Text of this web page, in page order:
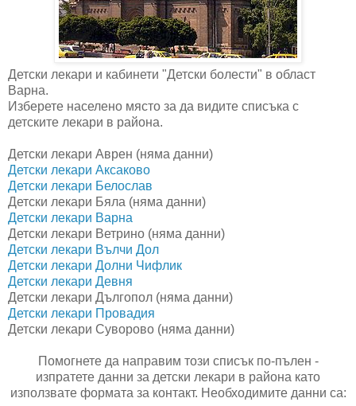
Детски лекари и кабинети "Детски болести" в област
Варна.
Изберете населено място за да видите списъка с
детските лекари в района.
Детски лекари Аврен (няма данни)
Детски лекари Аксаково
Детски лекари Белослав
Детски лекари Бяла (няма данни)
Детски лекари Варна
Детски лекари Ветрино (няма данни)
Детски лекари Вълчи Дол
Детски лекари Долни Чифлик
Детски лекари Девня
Детски лекари Дългопол (няма данни)
Детски лекари Провадия
Детски лекари Суворово (няма данни)
Помогнете да направим този списък по-пълен -
изпратете данни за детски лекари в района като
използвате формата за контакт. Необходимите данни са: